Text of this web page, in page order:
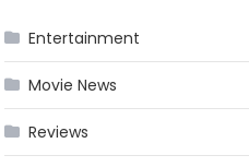
Entertainment
Movie News
Reviews